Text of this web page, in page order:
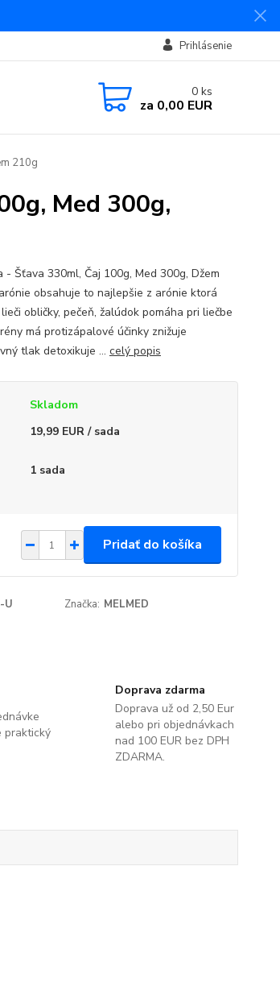
Prihlásenie
0 ks
za 0,00 EUR
210g
Med 300g,
Šťava 330ml, Čaj 100g, Med 300g, Džem
obsahuje to najlepšie z arónie ktorá
obličky, pečeň, žalúdok pomáha pri liečbe
má protizápalové účinky znižuje
tlak detoxikuje ... celý popis
Skladom
19,99 EUR / sada
1 sada
Pridať do košíka
U Značka: MELMED
praktický
Doprava zdarma
Doprava už od 2,50 Eur
alebo pri objednávkach
nad 100 EUR bez DPH
ZDARMA.